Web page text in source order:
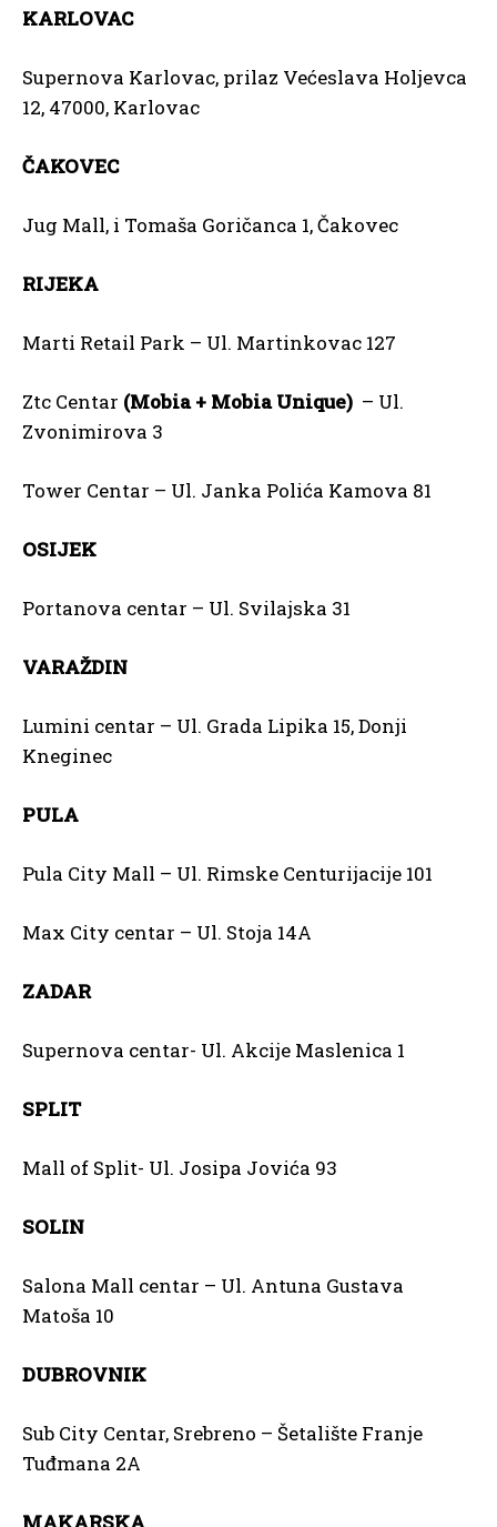
KARLOVAC
Supernova Karlovac, prilaz Većeslava Holjevca
12, 47000, Karlovac
ČAKOVEC
Jug Mall, i Tomaša Goričanca 1, Čakovec
RIJEKA
Marti Retail Park – Ul. Martinkovac 127
Ztc Centar (Mobia + Mobia Unique) – Ul.
Zvonimirova 3
Tower Centar – Ul. Janka Polića Kamova 81
OSIJEK
Portanova centar – Ul. Svilajska 31
VARAŽDIN
Lumini centar – Ul. Grada Lipika 15, Donji
Kneginec
PULA
Pula City Mall – Ul. Rimske Centurijacije 101
Max City centar – Ul. Stoja 14A
ZADAR
Supernova centar- Ul. Akcije Maslenica 1
SPLIT
Mall of Split- Ul. Josipa Jovića 93
SOLIN
Salona Mall centar – Ul. Antuna Gustava
Matoša 10
DUBROVNIK
Sub City Centar, Srebreno – Šetalište Franje
Tuđmana 2A